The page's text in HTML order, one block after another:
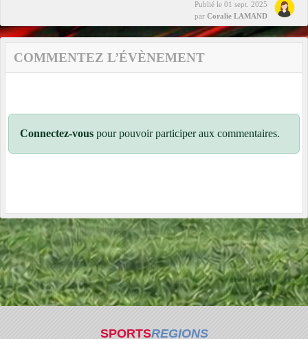
Publié le 01 sept. 2025
par Coralie LAMAND
COMMENTEZ L’ÉVÈNEMENT
Connectez-vous pour pouvoir participer aux commentaires.
SPORTSREGIONS